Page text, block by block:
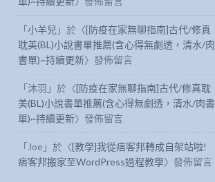
「小羊兒 」於〈[防疫在家無聊指南]古代/修真
耽美(BL)小說書單推薦(含心得無劇透，清水/肉
書單)~持續更新〉發佈留言
「沐羽 」於〈[防疫在家無聊指南]古代/修真耽
美(BL)小說書單推薦(含心得無劇透，清水/肉書
單)~持續更新〉發佈留言
「Joe 」於〈[教學]我從痞客邦轉成自架站啦!
痞客邦搬家至WordPress過程教學〉發佈留言